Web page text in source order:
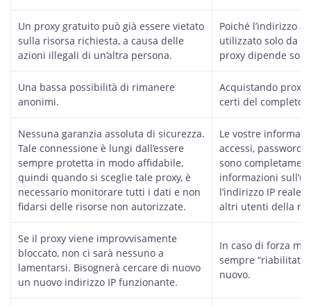
Un proxy gratuito può già essere vietato
sulla risorsa richiesta, a causa delle
azioni illegali di un’altra persona.
Poiché l’indirizzo
utilizzato solo da
proxy dipende
Una bassa possibilità di rimanere
anonimi.
Acquistando proxy
certi del completo
Nessuna garanzia assoluta di sicurezza.
Tale connessione è lungi dall’essere
sempre protetta in modo affidabile,
quindi quando si sceglie tale proxy, è
necessario monitorare tutti i dati e non
fidarsi delle risorse non autorizzate.
Le vostre
accessi, password,
sono
informazioni
l’indirizzo IP reale
altri utenti della
Se il proxy viene improvvisamente
bloccato, non ci sarà nessuno a
lamentarsi. Bisognerà cercare di nuovo
un nuovo indirizzo IP funzionante.
In caso di forza
sempre
nuovo.